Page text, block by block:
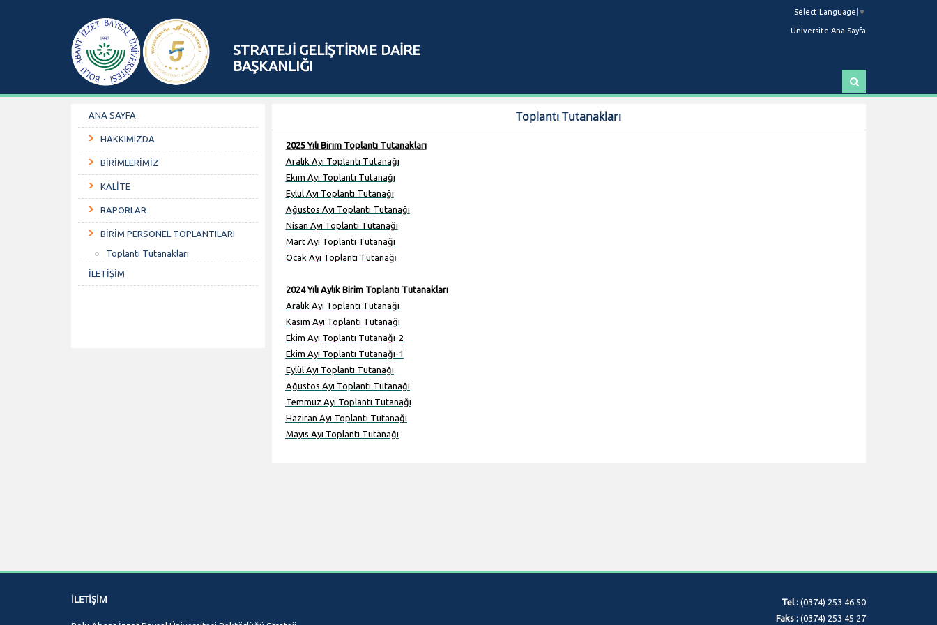
STRATEJİ GELİŞTİRME DAİRE
BAŞKANLIĞI
Select Language ▼
Üniversite Ana Sayfa
r
ANA SAYFA
HAKKIMIZDA
BİRİMLERİMİZ
KALİTE
RAPORLAR
BİRİM PERSONEL TOPLANTILARI
Toplantı Tutanakları
İLETİŞİM
Toplantı Tutanakları
2025 Yılı Birim Toplantı Tutanakları
Aralık Ayı Toplantı Tutanağı
Ekim Ayı Toplantı Tutanağı
EylülAyı Toplantı Tutanağı
Ağustos Ayı Toplantı Tutanağı
Nisan Ayı Toplantı Tutanağı
Mart Ayı Toplantı Tutanağı
Ocak Ayı Toplantı Tutanağı
2024 Yılı Aylık Birim Toplantı Tutanakları
Aralık Ayı Toplantı Tutanağı
Kasım Ayı Toplantı Tutanağı
Ekim Ayı Toplantı Tutanağı-2
Ekim Ayı Toplantı Tutanağı-1
Eylül Ayı Toplantı Tutanağı
Ağustos Ayı Toplantı Tutanağı
Temmuz Ayı Toplantı Tutanağı
Haziran Ayı Toplantı Tutanağı
Mayıs Ayı Toplantı Tutanağı
İLETIŞIM Tel : (0374) 253 46 50
Faks : (0374) 253 45 27